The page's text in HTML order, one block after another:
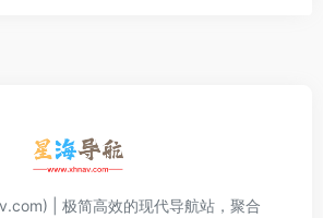
| 极简高效的现代导航站，聚合